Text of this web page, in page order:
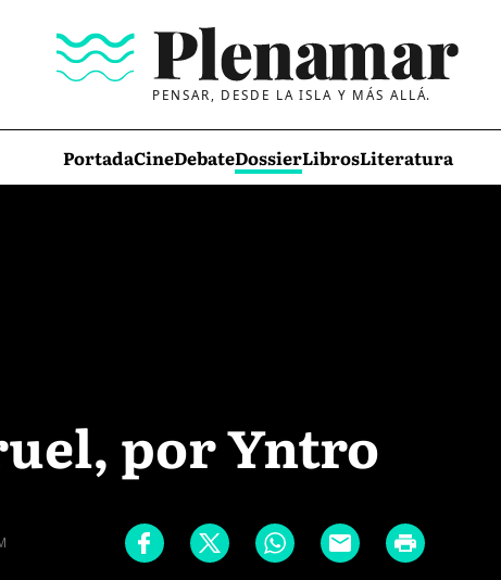
PENSAR, DESDE LA ISLA Y MÁS ALLÁ.
PortadaCineDebateDossierLibrosLiteratura
por Yntro